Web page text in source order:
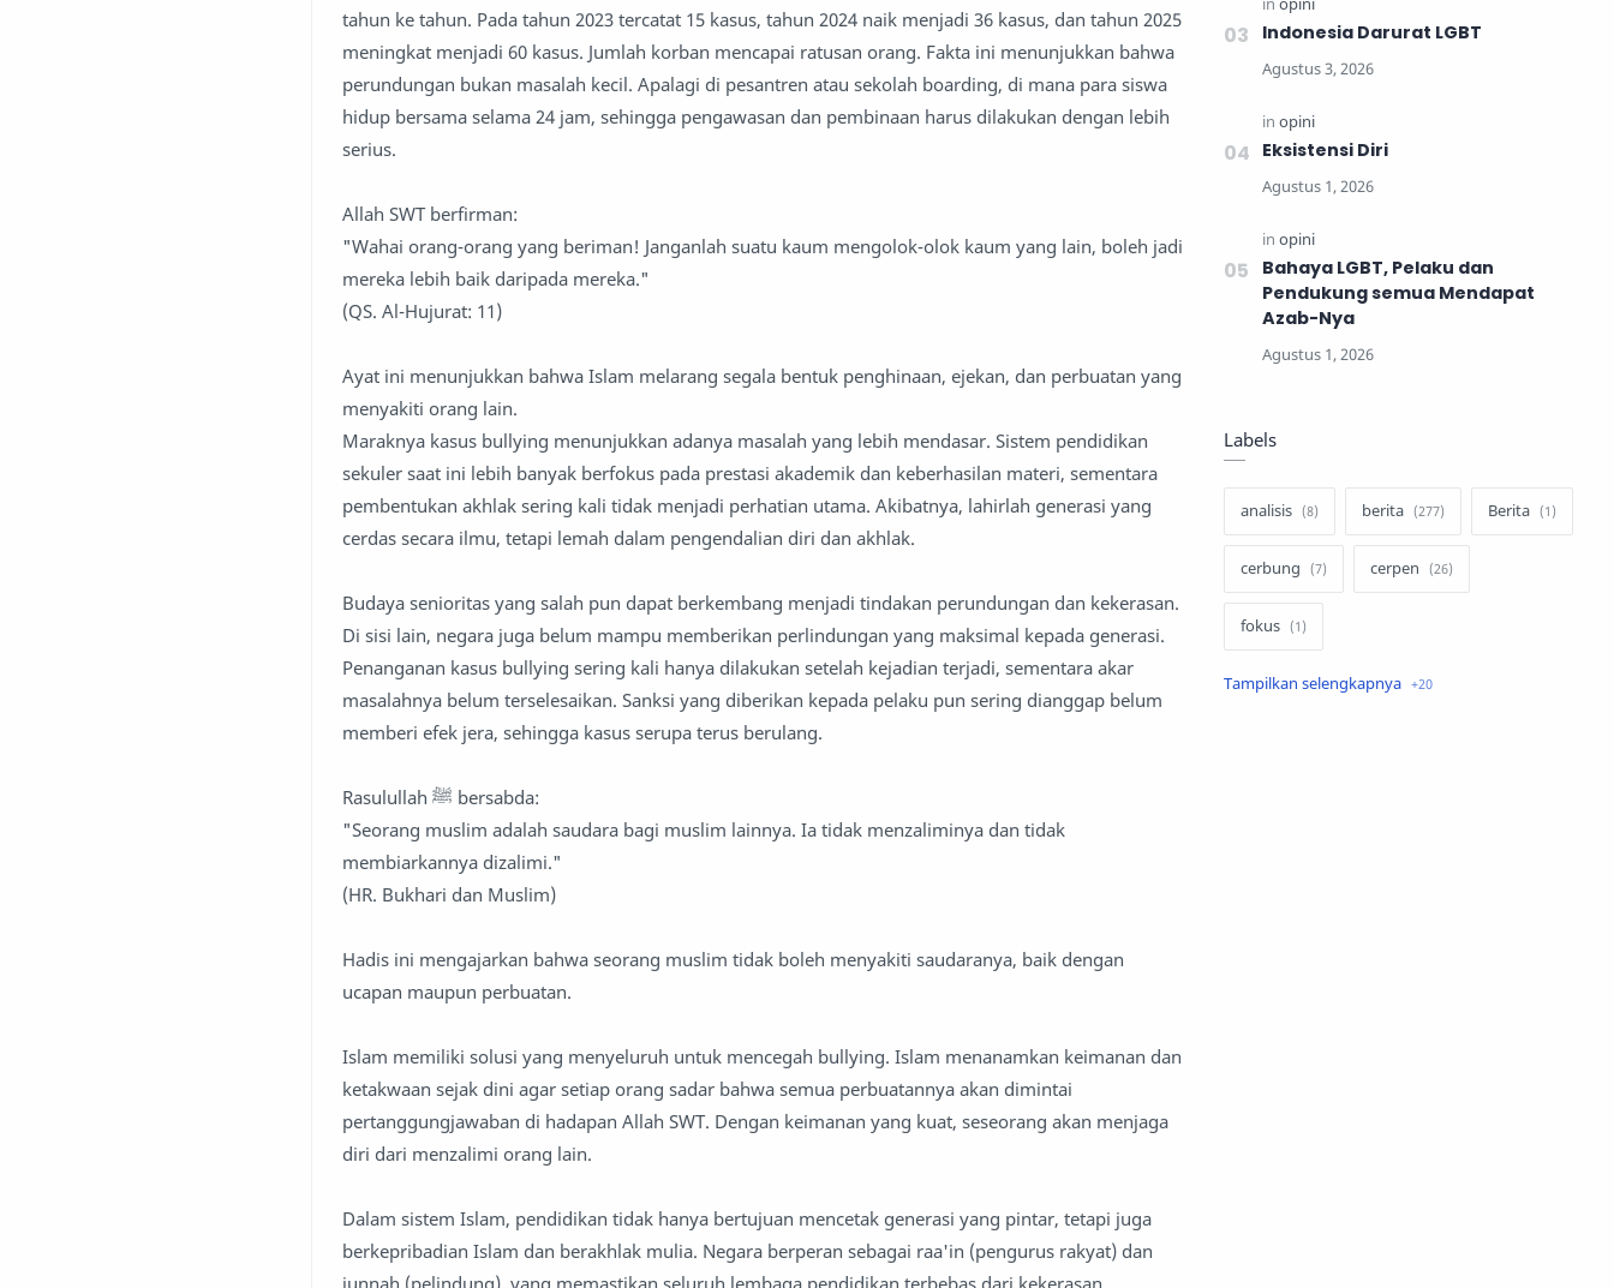
tahun ke tahun. Pada tahun 2023 tercatat 15 kasus, tahun 2024 naik menjadi 36 kasus, dan tahun 2025
meningkat menjadi 60 kasus. Jumlah korban mencapai ratusan orang. Fakta ini menunjukkan bahwa
perundungan bukan masalah kecil. Apalagi di pesantren atau sekolah boarding, di mana para siswa
hidup bersama selama 24 jam, sehingga pengawasan dan pembinaan harus dilakukan dengan lebih
serius.
Allah SWT berfirman:
"Wahai orang-orang yang beriman! Janganlah suatu kaum mengolok-olok kaum yang lain, boleh jadi
mereka lebih baik daripada mereka."
(QS. Al-Hujurat: 11)
Ayat ini menunjukkan bahwa Islam melarang segala bentuk penghinaan, ejekan, dan perbuatan yang
menyakiti orang lain.
Maraknya kasus bullying menunjukkan adanya masalah yang lebih mendasar. Sistem pendidikan
sekuler saat ini lebih banyak berfokus pada prestasi akademik dan keberhasilan materi, sementara
pembentukan akhlak sering kali tidak menjadi perhatian utama. Akibatnya, lahirlah generasi yang
cerdas secara ilmu, tetapi lemah dalam pengendalian diri dan akhlak.
Budaya senioritas yang salah pun dapat berkembang menjadi tindakan perundungan dan kekerasan.
Di sisi lain, negara juga belum mampu memberikan perlindungan yang maksimal kepada generasi.
Penanganan kasus bullying sering kali hanya dilakukan setelah kejadian terjadi, sementara akar
masalahnya belum terselesaikan. Sanksi yang diberikan kepada pelaku pun sering dianggap belum
memberi efek jera, sehingga kasus serupa terus berulang.
Rasulullah ﷺ bersabda:
"Seorang muslim adalah saudara bagi muslim lainnya. Ia tidak menzaliminya dan tidak
membiarkannya dizalimi."
(HR. Bukhari dan Muslim)
Hadis ini mengajarkan bahwa seorang muslim tidak boleh menyakiti saudaranya, baik dengan
ucapan maupun perbuatan.
Islam memiliki solusi yang menyeluruh untuk mencegah bullying. Islam menanamkan keimanan dan
ketakwaan sejak dini agar setiap orang sadar bahwa semua perbuatannya akan dimintai
pertanggungjawaban di hadapan Allah SWT. Dengan keimanan yang kuat, seseorang akan menjaga
diri dari menzalimi orang lain.
Dalam sistem Islam, pendidikan tidak hanya bertujuan mencetak generasi yang pintar, tetapi juga
berkepribadian Islam dan berakhlak mulia. Negara berperan sebagai raa'in (pengurus rakyat) dan
junnah (pelindung), yang memastikan seluruh lembaga pendidikan terbebas dari kekerasan.
Indonesia Darurat LGBT
Eksistensi Diri
Bahaya LGBT, Pelaku dan
Pendukung semua Mendapat
Azab-Nya
Labels
analisis berita Berita
cerbung cerpen
fokus
hukum internasional